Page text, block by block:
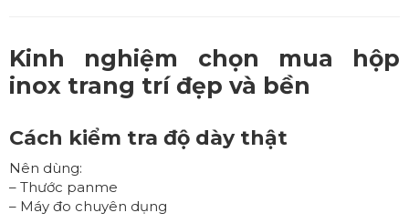
Kinh nghiệm chọn mua hộp
inox trang trí đẹp và bền
Cách kiểm tra độ dày thật
Nên dùng:
– Thước panme
– Máy đo chuyên dụng